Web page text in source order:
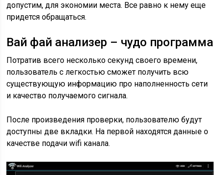
допустим, для экономии места. Все равно к нему еще
придется обращаться.
Вай фай анализер – чудо программа
Потратив всего несколько секунд своего времени,
пользователь с легкостью сможет получить всю
существующую информацию про наполненность сети
и качество получаемого сигнала.
После произведения проверки, пользователю будут
доступны две вкладки. На первой находятся данные о
качестве подачи wifi канала.